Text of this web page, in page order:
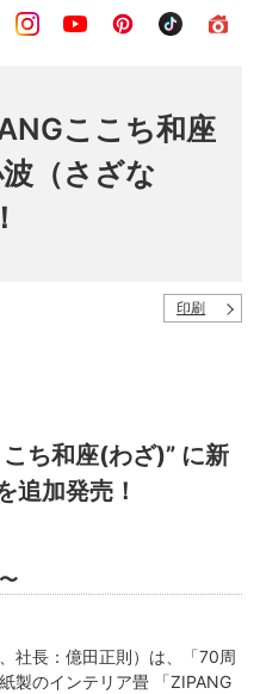
ここち和座
（さざな
印刷
ち和座(わざ)” に新
追加発売！
社長：億田正則）は、「70周
製のインテリア畳 「ZIPANG